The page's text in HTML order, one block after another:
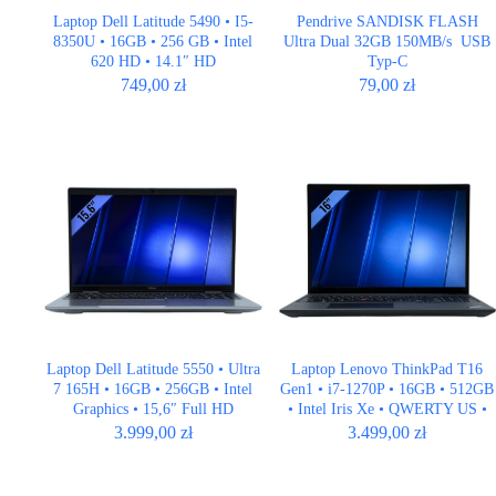
Laptop Dell Latitude 5490 • I5-
8350U • 16GB • 256 GB • Intel
620 HD • 14.1″ HD
749,00 zł
Pendrive SANDISK FLASH
Ultra Dual 32GB 150MB/­s USB
Typ-C
79,00zł
Laptop Dell Latitude 5550 • Ultra
7 165H • 16GB • 256GB • Intel
Graphics • 15,6″ Full HD
3.999,00 zł
Laptop Lenovo ThinkPad T16
Gen1 • i7-1270P • 16GB • 512GB
• Intel Iris Xe • QWERTY US •
16″ Full HD+
3.499,00zł